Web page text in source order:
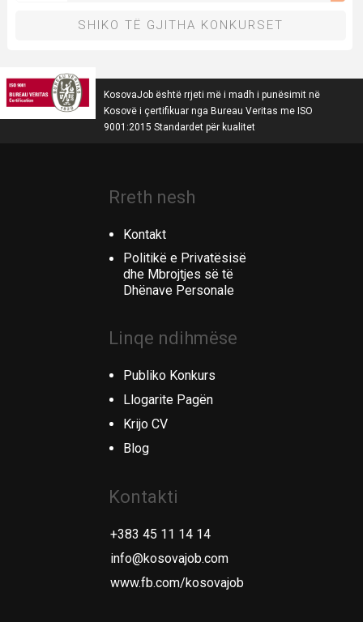
SHIKO TË GJITHA KONKURSET
KosovaJob është rrjeti më i madh i punësimit në
Kosovë i çertifikuar nga Bureau Veritas me ISO
9001:2015 Standardet për kualitet
Rreth nesh
Kontakt
Politikë e Privatësisë
dhe Mbrojtjes së të
Dhënave Personale
Linqe ndihmëse
Publiko Konkurs
Llogarite Pagën
Krijo CV
Blog
Kontakti
+383 45 11 14 14
info@kosovajob.com
www.fb.com/kosovajob